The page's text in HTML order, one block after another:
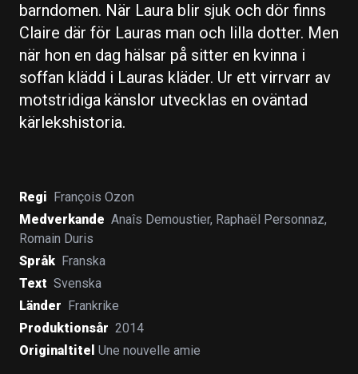
barndomen. När Laura blir sjuk och dör finns
Claire där för Lauras man och lilla dotter. Men
när hon en dag hälsar på sitter en kvinna i
soffan klädd i Lauras kläder. Ur ett virrvarr av
motstridiga känslor utvecklas en oväntad
kärlekshistoria.
Regi
François Ozon
Medverkande Anaîs Demoustier, Raphaël Personnaz,
Romain Duris
Språk Franska
Text Svenska
Länder
Frankrike
Produktionsår 2014
Originaltitel Une nouvelle amie